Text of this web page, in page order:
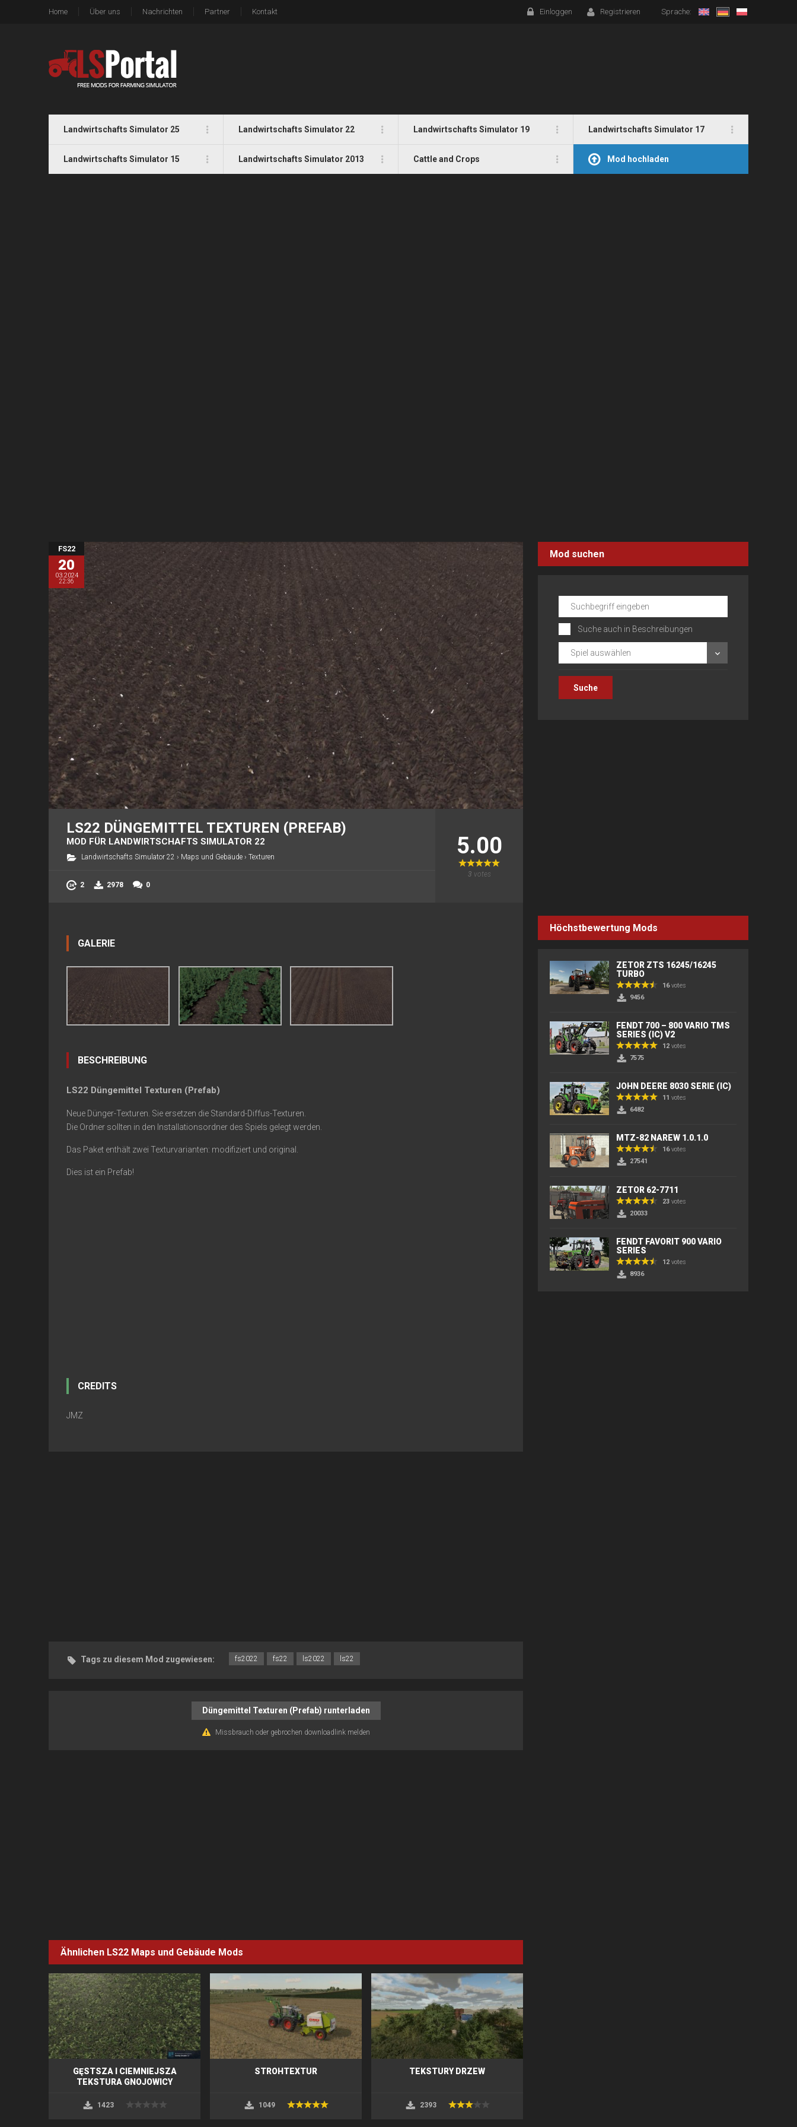
Home Über uns Nachrichten Partner Kontakt Einloggen Registrieren Sprache:
Landwirtschafts Simulator 25 Landwirtschafts Simulator 22 Landwirtschafts Simulator 19 Landwirtschafts Simulator 17
Landwirtschafts Simulator 15 Landwirtschafts Simulator 2013 Cattle and Crops Mod hochladen
FS22
20
03.2024
22:36
LS22 DÜNGEMITTEL TEXTUREN (PREFAB)
MOD FÜR LANDWIRTSCHAFTS SIMULATOR 22
Landwirtschafts Simulator 22 › Maps und Gebäude › Texturen
2 2978 0
5.00
3 votes
GALERIE
BESCHREIBUNG
LS22 Düngemittel Texturen (Prefab)
Neue Dünger-Texturen. Sie ersetzen die Standard-Diffus-Texturen.
Die Ordner sollten in den Installationsordner des Spiels gelegt werden.
Das Paket enthält zwei Texturvarianten: modifiziert und original.
Dies ist ein Prefab!
CREDITS
JMZ
Tags zu diesem Mod zugewiesen: fs2022 fs22 ls2022 ls22
Düngemittel Texturen (Prefab) runterladen
Missbrauch oder gebrochen downloadlink melden
Ähnlichen LS22 Maps und Gebäude Mods
GĘSTSZA I CIEMNIEJSZA
TEKSTURA GNOJOWICY
1423
STROHTEXTUR
1049
TEKSTURY DRZEW
2393
Mod suchen
Suche auch in Beschreibungen
Spiel auswählen
Höchstbewertung Mods
ZETOR ZTS 16245/16245
TURBO
16votes
9456
FENDT 700 – 800 VARIO TMS
SERIES (IC) V2
12 votes
7575
JOHN DEERE 8030 SERIE (IC)
11 votes
6482
MTZ-82 NAREW 1.0.1.0
16votes
27541
ZETOR 62-7711
23 votes
20033
FENDT FAVORIT 900 VARIO
SERIES
12 votes
8936